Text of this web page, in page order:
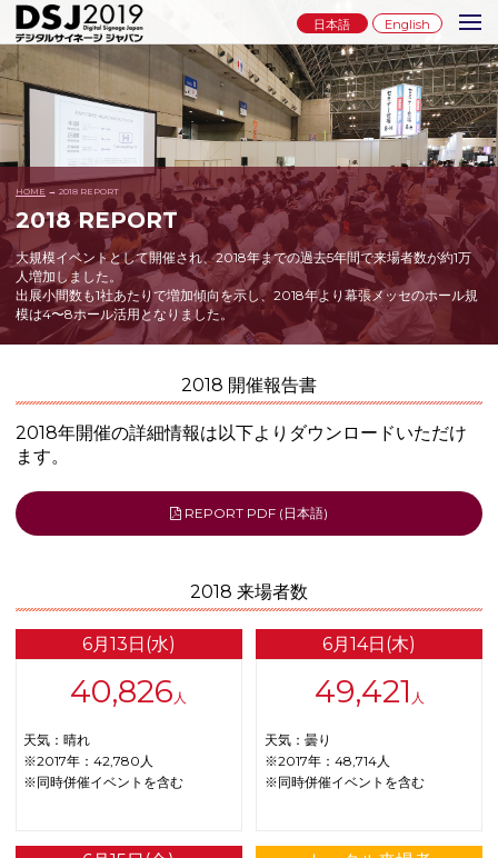
日本語 English
HOME → 2018 REPORT
2018 REPORT
大規模イベントとして開催され、2018年までの過去5年間で来場者数が約1万
人増加しました。
出展小間数も1社あたりで増加傾向を示し、2018年より幕張メッセのホール規
模は4〜8ホール活用となりました。
2018 開催報告書
2018年開催の詳細情報は以下よりダウンロードいただけ
ます。
REPORT PDF (日本語)
2018 来場者数
6月13日(水)
40,826 人
天気：晴れ
※2017年：42,780人
※同時併催イベントを含む
6月14日(木)
49,421 人
天気：曇り
※2017年：48,714人
※同時併催イベントを含む